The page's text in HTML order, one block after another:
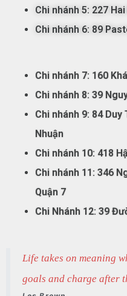
Chi nhánh 5: 227
Chi nhánh 6: 89
Chi nhánh 7: 160
Chi nhánh 8: 39
Chi nhánh 9: 84 Duy
Nhuận
Chi nhánh 10: 418
Chi nhánh 11: 346
Quận 7
Chi Nhánh 12: 39
Life takes on meaning
goals and charge after